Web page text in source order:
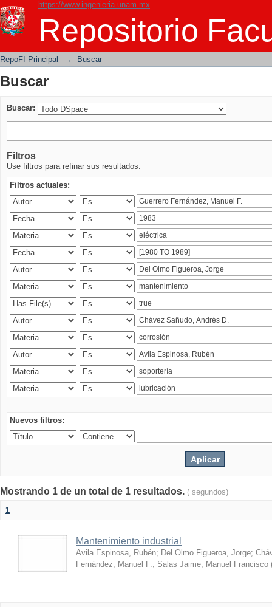
https://www.ingenieria.unam.mx
Repositorio
Buscar
RepoFI Principal → Buscar
Buscar
Buscar:
Filtros
Use filtros para refinar sus resultados.
Filtros actuales:
Nuevos filtros:
Mostrando 1 de un total de 1 resultados. ( segundos)
1
Mantenimiento industrial
Avila Espinosa, Rubén; Del Olmo Figueroa, Jorge;
Fernández, Manuel F.; Salas Jaime, Manuel Francisco